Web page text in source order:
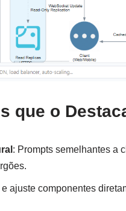
que o
: Prompts semelhantes a
ajuste componentes